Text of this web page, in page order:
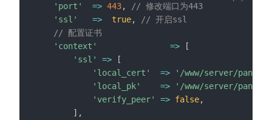
'port' => 443,
// 修改端口为443
'ssl'
=> true,
// 开启ssl
// 配置证书
'context'
=>
[
'ssl'
=>
[
'local_cert'
=>
'/www/server/
'local_pk'
=>
'/www/server/
'verify_peer'
=> false,
] ,